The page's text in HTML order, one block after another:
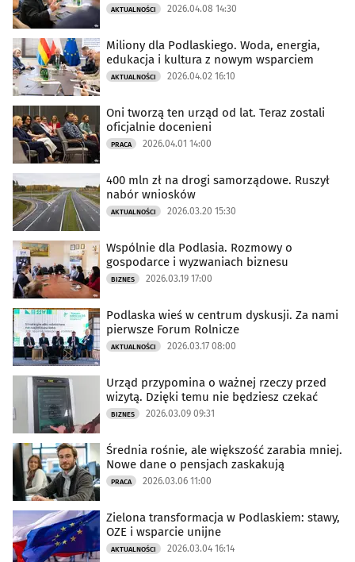
AKTUALNOŚCI 2026.04.08 14:30
Miliony dla Podlaskiego. Woda, energia,
edukacja i kultura z nowym wsparciem
AKTUALNOŚCI 2026.04.02 16:10
Oni tworzą ten urząd od lat. Teraz zostali
oficjalnie docenieni
PRACA 2026.04.01 14:00
400 mln zł na drogi samorządowe. Ruszył
nabór wniosków
AKTUALNOŚCI 2026.03.20 15:30
Wspólnie dla Podlasia. Rozmowy o
gospodarce i wyzwaniach biznesu
BIZNES 2026.03.19 17:00
Podlaska wieś w centrum dyskusji. Za nami
pierwsze Forum Rolnicze
AKTUALNOŚCI 2026.03.17 08:00
Urząd przypomina o ważnej rzeczy przed
wizytą. Dzięki temu nie będziesz czekać
BIZNES 2026.03.09 09:31
Średnia rośnie, ale większość zarabia mniej.
Nowe dane o pensjach zaskakują
PRACA 2026.03.06 11:00
Zielona transformacja w Podlaskiem: stawy,
OZE i wsparcie unijne
AKTUALNOŚCI 2026.03.04 16:14